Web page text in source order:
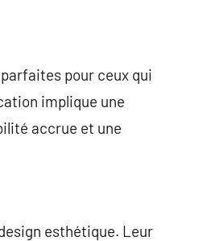
pour ceux qui
implique une
accrue et une
esthétique. Leur